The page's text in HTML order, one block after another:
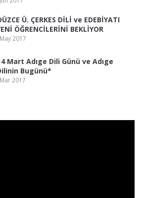
Ü. ÇERKES DİLİ ve EDEBİYATI
ÖĞRENCİLERİNİ BEKLİYOR
2017
Mart Adıge Dili Günü ve Adıge
Bugünü*
2017